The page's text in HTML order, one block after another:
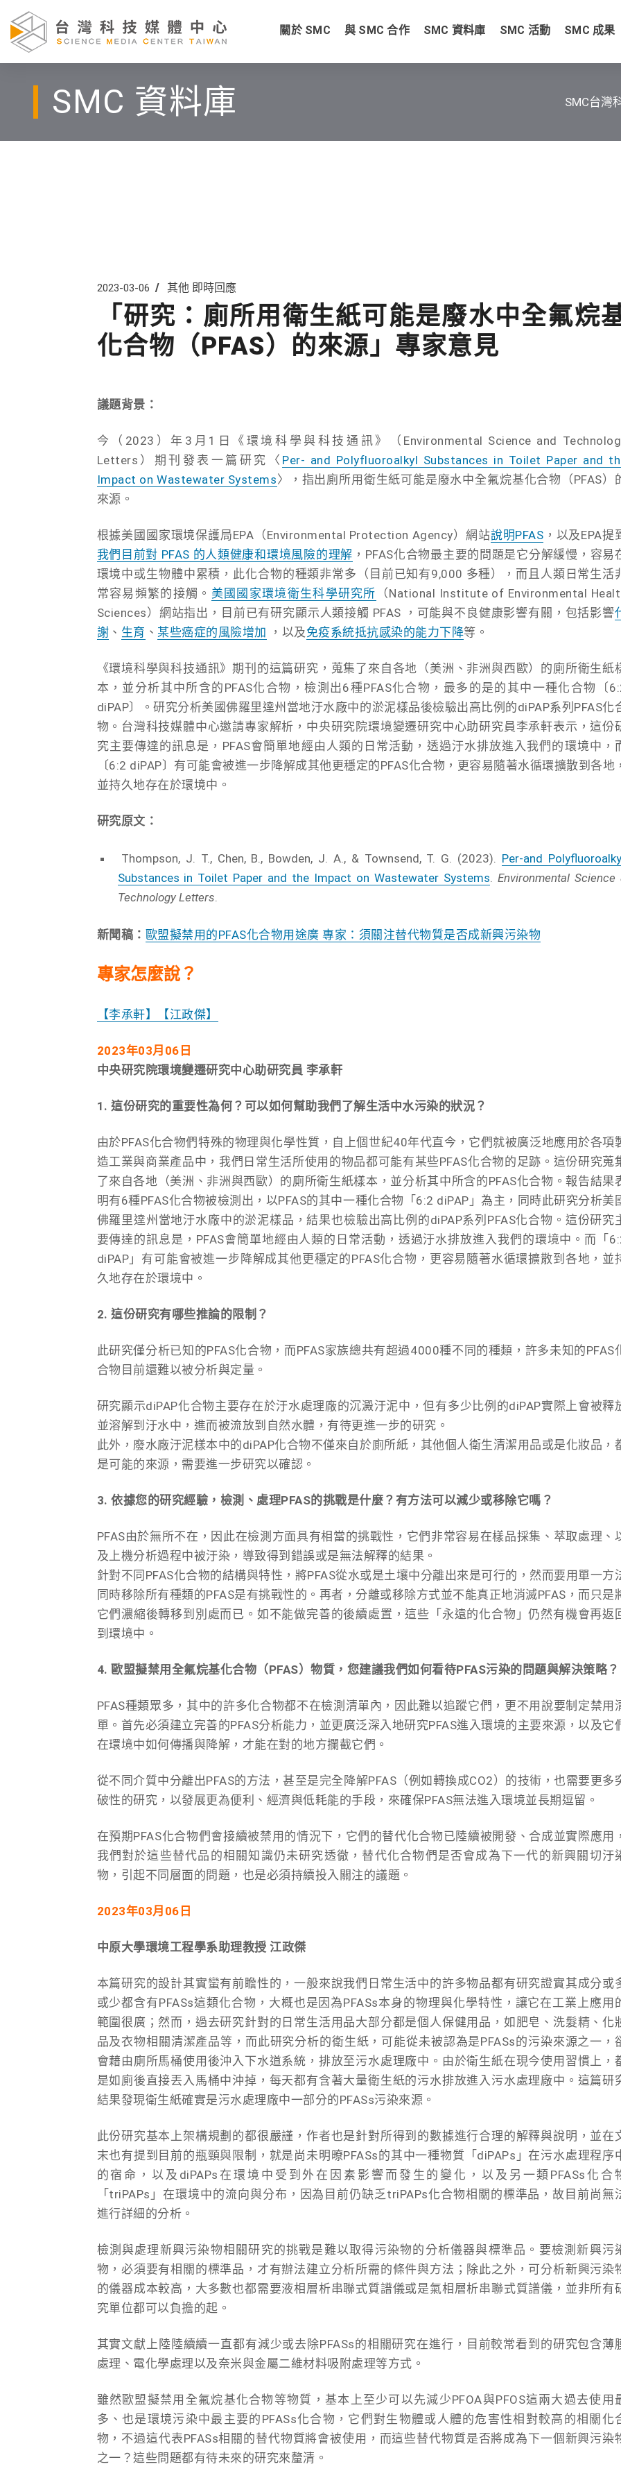
關於 SMC 與 SMC 合作 SMC 資料庫 SMC 活動 SMC 成果
SMC 資料庫 SMC台灣
2023-03-06 其他 即時回應
「研究：廁所用衛生紙可能是廢水中全氟烷
化合物（PFAS）的來源」專家意見
議題背景：
今（2023）年3月1日《環境科學與科技通訊》（Environmental Science and
Letters）期刊發表一篇研究〈 Per- and Polyfluoroalkyl Substances in Toilet Paper and
Impact on Wastewater Systems〉，指出廁所用衛生紙可能是廢水中全氟烷基化合物（PFAS）
來源。
根據美國國家環境保護局EPA（Environmental Protection Agency）網站說明PFAS ，以及EPA提
我們目前對 PFAS 的人類健康和環境風險的理解 ，PFAS化合物最主要的問題是它分解緩慢，容易
環境中或生物體中累積，此化合物的種類非常多（目前已知有9,000 多種），而且人類日常生活
常容易頻繁的接觸。 美國國家環境衛生科學研究所 （National Institute of Environmental
Sciences）網站指出，目前已有研究顯示人類接觸 PFAS ，可能與不良健康影響有關，包括影響
謝 、 生育 、 某些癌症的風險增加 ，以及免疫系統抵抗感染的能力下降等。
《環境科學與科技通訊》期刊的這篇研究，蒐集了來自各地（美洲、非洲與西歐）的廁所衛生紙
本，並分析其中所含的PFAS化合物，檢測出6種PFAS化合物，最多的是的其中一種化合物〔
diPAP〕。研究分析美國佛羅里達州當地汙水廠中的淤泥樣品後檢驗出高比例的diPAP系列PFAS化
物。台灣科技媒體中心邀請專家解析，中央研究院環境變遷研究中心助研究員李承軒表示，這份
究主要傳達的訊息是，PFAS會簡單地經由人類的日常活動，透過汙水排放進入我們的環境中，
〔6:2 diPAP〕有可能會被進一步降解成其他更穩定的PFAS化合物，更容易隨著水循環擴散到各地，
並持久地存在於環境中。
研究原文：
Thompson, J. T., Chen, B., Bowden, J. A., & Townsend, T. G. (2023). Per-and
Substances in Toilet Paper and the Impact on Wastewater Systems Environmental Science
Technology Letters
新聞稿： 歐盟擬禁用的PFAS化合物用途廣 專家：須關注替代物質是否成新興污染物
專家怎麼說？
【李承軒】 【江政傑】
2023年03月06日
中央研究院環境變遷研究中心助研究員 李承軒
1. 這份研究的重要性為何？可以如何幫助我們了解生活中水污染的狀況？
由於PFAS化合物們特殊的物理與化學性質，自上個世紀40年代直今，它們就被廣泛地應用於各項
造工業與商業產品中，我們日常生活所使用的物品都可能有某些PFAS化合物的足跡。這份研究蒐
了來自各地（美洲、非洲與西歐）的廁所衛生紙樣本，並分析其中所含的PFAS化合物。報告結果
明有6種PFAS化合物被檢測出，以PFAS的其中一種化合物「6:2 diPAP」為主，同時此研究分析美
佛羅里達州當地汙水廠中的淤泥樣品，結果也檢驗出高比例的diPAP系列PFAS化合物。這份研究
要傳達的訊息是，PFAS會簡單地經由人類的日常活動，透過汙水排放進入我們的環境中。而「
diPAP」有可能會被進一步降解成其他更穩定的PFAS化合物，更容易隨著水循環擴散到各地，並
久地存在於環境中。
2. 這份研究有哪些推論的限制？
此研究僅分析已知的PFAS化合物，而PFAS家族總共有超過4000種不同的種類，許多未知的PFAS
合物目前還難以被分析與定量。
研究顯示diPAP化合物主要存在於汙水處理廠的沉澱汙泥中，但有多少比例的diPAP實際上會被釋
並溶解到汙水中，進而被流放到自然水體，有待更進一步的研究。
此外，廢水廠汙泥樣本中的diPAP化合物不僅來自於廁所紙，其他個人衛生清潔用品或是化妝品，
是可能的來源，需要進一步研究以確認。
3. 依據您的研究經驗，檢測、處理PFAS的挑戰是什麼？有方法可以減少或移除它嗎？
PFAS由於無所不在，因此在檢測方面具有相當的挑戰性，它們非常容易在樣品採集、萃取處理、
及上機分析過程中被汙染，導致得到錯誤或是無法解釋的結果。
針對不同PFAS化合物的結構與特性，將PFAS從水或是土壤中分離出來是可行的，然而要用單一方
同時移除所有種類的PFAS是有挑戰性的。再者，分離或移除方式並不能真正地消滅PFAS，而只是
它們濃縮後轉移到別處而已。如不能做完善的後續處置，這些「永遠的化合物」仍然有機會再返
到環境中。
4. 歐盟擬禁用全氟烷基化合物（PFAS）物質，您建議我們如何看待PFAS污染的問題與解決策略？
PFAS種類眾多，其中的許多化合物都不在檢測清單內，因此難以追蹤它們，更不用說要制定禁用
單。首先必須建立完善的PFAS分析能力，並更廣泛深入地研究PFAS進入環境的主要來源，以及它
在環境中如何傳播與降解，才能在對的地方攔截它們。
從不同介質中分離出PFAS的方法，甚至是完全降解PFAS（例如轉換成CO2）的技術，也需要更多
破性的研究，以發展更為便利、經濟與低耗能的手段，來確保PFAS無法進入環境並長期逗留。
在預期PFAS化合物們會接續被禁用的情況下，它們的替代化合物已陸續被開發、合成並實際應用，
我們對於這些替代品的相關知識仍未研究透徹，替代化合物們是否會成為下一代的新興關切汙
物，引起不同層面的問題，也是必須持續投入關注的議題。
2023年03月06日
中原大學環境工程學系助理教授 江政傑
本篇研究的設計其實蠻有前瞻性的，一般來說我們日常生活中的許多物品都有研究證實其成分或
或少都含有PFASs這類化合物，大概也是因為PFASs本身的物理與化學特性，讓它在工業上應用
範圍很廣；然而，過去研究針對的日常生活用品大部分都是個人保健用品，如肥皂、洗髮精、化
品及衣物相關清潔產品等，而此研究分析的衛生紙，可能從未被認為是PFASs的污染來源之一，
會藉由廁所馬桶使用後沖入下水道系統，排放至污水處理廠中。由於衛生紙在現今使用習慣上，
是如廁後直接丟入馬桶中沖掉，每天都有含著大量衛生紙的污水排放進入污水處理廠中。這篇研
結果發現衛生紙確實是污水處理廠中一部分的PFASs污染來源。
此份研究基本上架構規劃的都很嚴謹，作者也是針對所得到的數據進行合理的解釋與說明，並在
末也有提到目前的瓶頸與限制，就是尚未明暸PFASs的其中一種物質「diPAPs」在污水處理程序
的宿命，以及diPAPs在環境中受到外在因素影響而發生的變化，以及另一類PFASs化合
「triPAPs」在環境中的流向與分布，因為目前仍缺乏triPAPs化合物相關的標準品，故目前尚無
進行詳細的分析。
檢測與處理新興污染物相關研究的挑戰是難以取得污染物的分析儀器與標準品。要檢測新興污
物，必須要有相關的標準品，才有辦法建立分析所需的條件與方法；除此之外，可分析新興污染
的儀器成本較高，大多數也都需要液相層析串聯式質譜儀或是氣相層析串聯式質譜儀，並非所有
究單位都可以負擔的起。
其實文獻上陸陸續續一直都有減少或去除PFASs的相關研究在進行，目前較常看到的研究包含薄
處理、電化學處理以及奈米與金屬二維材料吸附處理等方式。
雖然歐盟擬禁用全氟烷基化合物等物質，基本上至少可以先減少PFOA與PFOS這兩大過去使用
多、也是環境污染中最主要的PFASs化合物，它們對生物體或人體的危害性相對較高的相關化
物，不過這代表PFASs相關的替代物質將會被使用，而這些替代物質是否將成為下一個新興污染
之一？這些問題都有待未來的研究來釐清。